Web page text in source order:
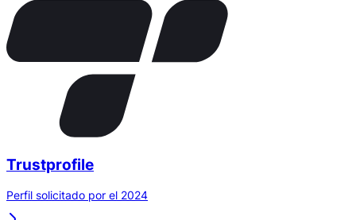
Trustprofile
Perfil solicitado por el 2024